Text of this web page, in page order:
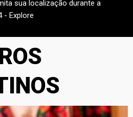
sua localização durante a
- Explore